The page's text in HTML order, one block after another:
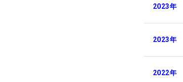
2023年
2023年
2022年